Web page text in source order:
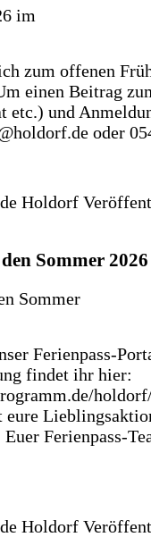
zum offenen
einen Beitrag
etc.) und
oder
Holdorf
Sommer
Ferienpass-
findet ihr hier:
eure
Ferienpass-
Holdorf